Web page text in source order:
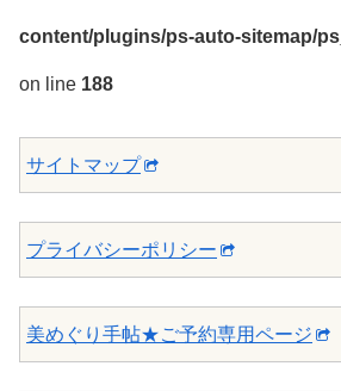
content/plugins/ps-auto-sitemap/
on line 188
サイトマップ
プライバシーポリシー
美めぐり手帖★ご予約専用ページ